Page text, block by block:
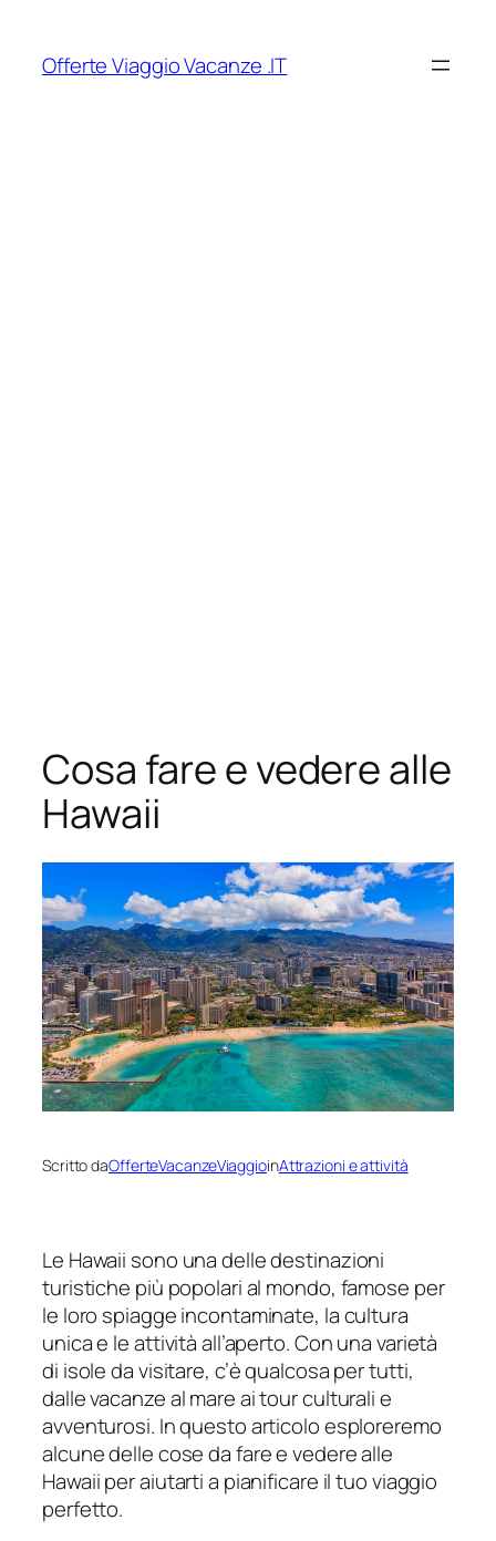
contenuto
Offerte Viaggio Vacanze .IT
Cosa fare e vedere alle
Hawaii
Scritto daOfferteVacanzeViaggioinAttrazioni e attività
Le Hawaii sono una delle destinazioni
turistiche più popolari al mondo, famose per
le loro spiagge incontaminate, la cultura
unica e le attività all’aperto. Con una varietà
di isole da visitare, c’è qualcosa per tutti,
dalle vacanze al mare ai tour culturali e
avventurosi. In questo articolo esploreremo
alcune delle cose da fare e vedere alle
Hawaii per aiutarti a pianificare il tuo viaggio
perfetto.